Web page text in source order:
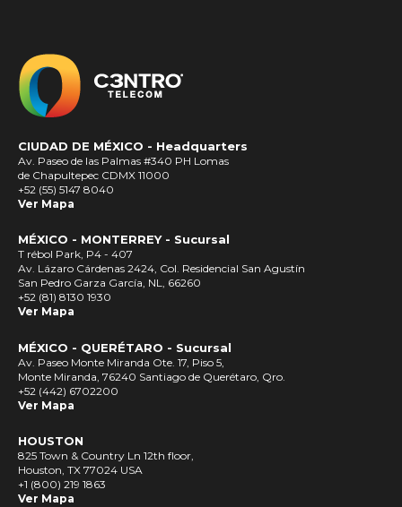
CIUDAD DE MÉXICO - Headquarters
Av. Paseo de las Palmas #340 PH Lomas
de Chapultepec CDMX 11000
+52 (55) 5147 8040
Ver Mapa
MÉXICO - MONTERREY - Sucursal
T rébol Park, P4 - 407
Av. Lázaro Cárdenas 2424, Col. Residencial San Agustín
San Pedro Garza García, NL, 66260
+52 (81) 8130 1930
Ver Mapa
MÉXICO - QUERÉTARO - Sucursal
Av. Paseo Monte Miranda Ote. 17, Piso 5,
Monte Miranda, 76240 Santiago de Querétaro, Qro.
+52 (442) 6702200
Ver Mapa
HOUSTON
825 Town & Country Ln 12th floor,
Houston, TX 77024 USA
+1 (800) 219 1863
Ver Mapa